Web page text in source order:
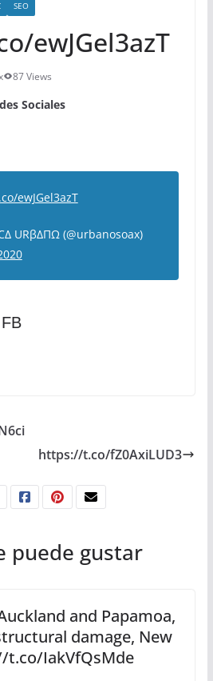
SEO
ewJGel3azT
87 Views
Sociales
ewJGel3azT
URβΔΠΩ (@urbanosoax)
https://t.co/fZ0AxiLUD3
puede gustar
and Papamoa,
damage, New
t.co/IakVfQsMde